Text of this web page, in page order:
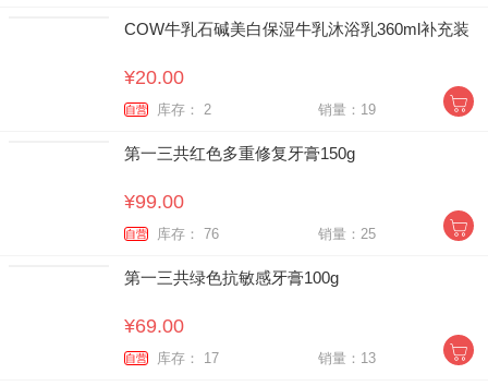
COW牛乳石碱美白保湿牛乳沐浴乳360ml补充装
¥20.00
自营 库存： 2 销量：19
第一三共红色多重修复牙膏150g
¥99.00
自营 库存： 76 销量：25
第一三共绿色抗敏感牙膏100g
¥69.00
自营 库存： 17 销量：13